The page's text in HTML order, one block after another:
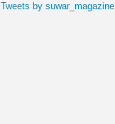
Tweets by suwar_magazine